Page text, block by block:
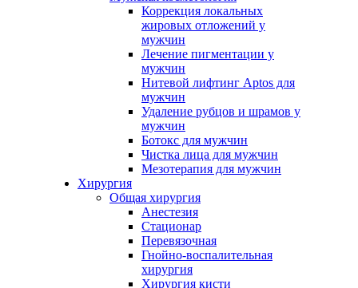
Коррекция локальных
жировых отложений у
мужчин
Лечение пигментации у
мужчин
Нитевой лифтинг Aptos для
мужчин
Удаление рубцов и шрамов у
мужчин
Ботокс для мужчин
Чистка лица для мужчин
Мезотерапия для мужчин
Хирургия
Общая хирургия
Анестезия
Стационар
Перевязочная
Гнойно-воспалительная
хирургия
Хирургия кисти